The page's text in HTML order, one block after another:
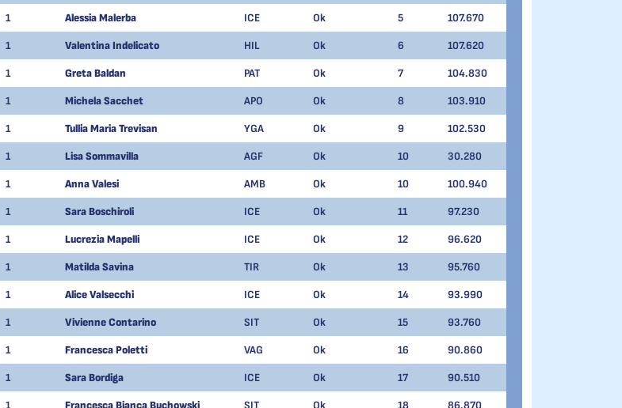
1 Alessia Malerba ICE Ok 5 107.670
1 Valentina Indelicato HIL Ok 6 107.620
1 Greta Baldan PAT Ok 7 104.830
1 Michela Sacchet APO Ok 8 103.910
1 Tullia Maria Trevisan YGA Ok 9 102.530
1 Lisa Sommavilla AGF Ok 10 30.280
1 Anna Valesi AMB Ok 10 100.940
1 Sara Boschiroli ICE Ok 11 97.230
1 Lucrezia Mapelli ICE Ok 12 96.620
1 Matilda Savina TIR Ok 13 95.760
1 Alice Valsecchi ICE Ok 14 93.990
1 Vivienne Contarino SIT Ok 15 93.760
1 Francesca Poletti VAG Ok 16 90.860
1 Sara Bordiga ICE Ok 17 90.510
1 Francesca Bianca Buchowski SIT Ok 18 86.870